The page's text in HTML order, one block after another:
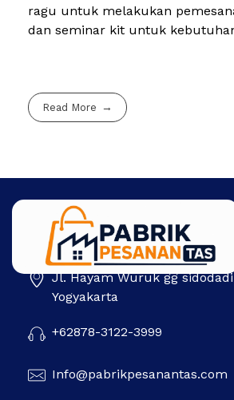
ragu untuk melakukan
dan seminar kit untuk
Read More
Pabrik Pesanan Tas Jl. Hayam Wuruk gg sidodadi
Yogyakarta
+62878-3122-3999
Info@pabrikpesanantas.com